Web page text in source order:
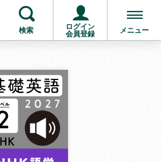
検索
ログイン
会員登録
メニュー